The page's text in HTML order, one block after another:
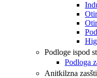
Podloge ispod
Podloga
Anitkilzna